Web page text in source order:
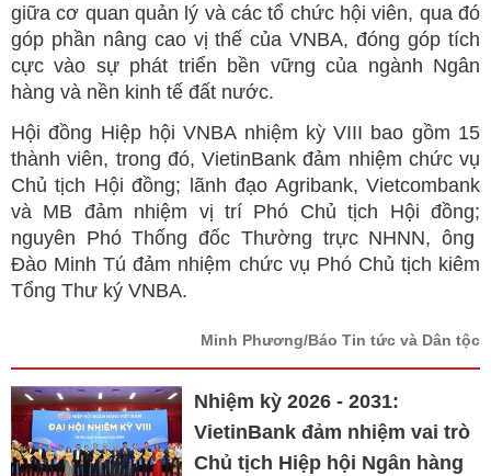
giữa cơ quan quản lý và các tổ chức hội viên, qua đó
góp phần nâng cao vị thế của VNBA, đóng góp tích
cực vào sự phát triển bền vững của ngành Ngân
hàng và nền kinh tế đất nước.
Hội đồng Hiệp hội VNBA nhiệm kỳ VIII bao gồm 15
thành viên, trong đó, VietinBank đảm nhiệm chức vụ
Chủ tịch Hội đồng; lãnh đạo Agribank, Vietcombank
và MB đảm nhiệm vị trí Phó Chủ tịch Hội đồng;
nguyên Phó Thống đốc Thường trực NHNN, ông
Đào Minh Tú đảm nhiệm chức vụ Phó Chủ tịch kiêm
Tổng Thư ký VNBA.
Minh Phương/Báo Tin tức và Dân tộc
Nhiệm kỳ 2026 - 2031:
VietinBank đảm nhiệm vai trò
Chủ tịch Hiệp hội Ngân hàng